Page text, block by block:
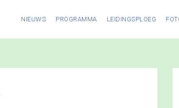
NIEUWS PROGRAMMA LEIDINGSPLOEG